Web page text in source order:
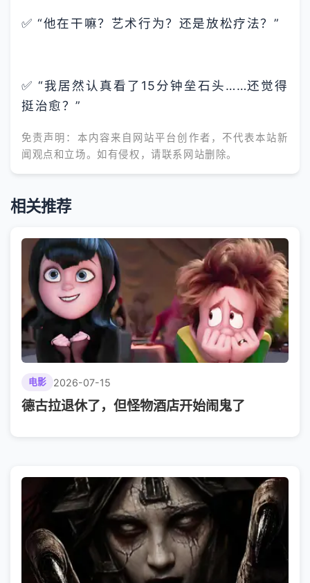
✅ “他在干嘛？艺术行为？还是放松疗法？”
✅ “我居然认真看了15分钟垒石头……还觉得
挺治愈？”
免责声明：本内容来自网站平台创作者，不代表本站新
闻观点和立场。如有侵权，请联系网站删除。
相关推荐
电影 2026-07-15
德古拉退休了，但怪物酒店开始闹鬼了